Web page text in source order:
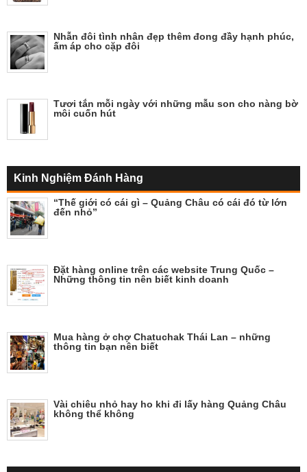
Nhẫn đôi tình nhân đẹp thêm đong đầy hạnh phúc,
ấm áp cho cặp đôi
Tươi tắn mỗi ngày với những mẫu son cho nàng bờ
môi cuốn hút
Kinh Nghiệm Đánh Hàng
“Thế giới có cái gì – Quảng Châu có cái đó từ lớn
đến nhỏ”
Đặt hàng online trên các website Trung Quốc –
Những thông tin nên biết kinh doanh
Mua hàng ở chợ Chatuchak Thái Lan – những
thông tin bạn nên biết
Vài chiêu nhỏ hay ho khi đi lấy hàng Quảng Châu
không thể không